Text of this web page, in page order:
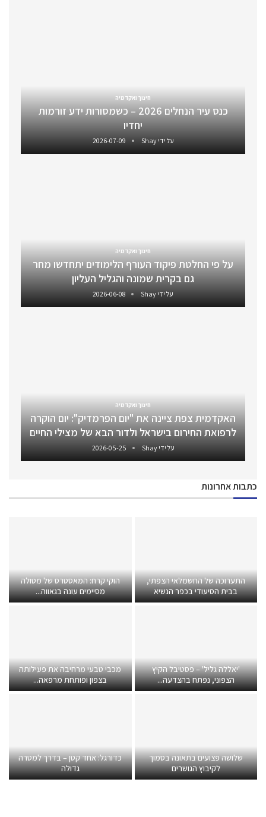
חינוך ואקדמיה
כנס עיר הנחלים 2026 – כשמסורות ידע זורמות
יחדיו
על ידיShay
2026-07-09
חינוך ואקדמיה
על פי החלטת פיקוד העורף הלימודים יתחדשו מחר
גם בקרית שמונה והגליל העליון
על ידי Shay
2026-06-08
חינוך ואקדמיה
האקדמית צפת ציינה את "יום הפרמדיק": יום הוקרה
לרפואת החירום בישראל ולדור הבא של מצילי החיים
על ידיShay
2026-05-25
כתבות אחרונות
התערוכה של החשמלאי הצפתי,
בבית הסיעודי בכפר הנשיא
הוקי קרח: המאסטרס של מטולה
מסיימים עונה בגאווה...
'יאללה גליל' – פסטיבל הקיץ
הצפוני, נפתח בהצדעה...
מכבי טבעי מרחיבה את פעילותה
בצפון ופותחת מרפאה...
שלושה פצועים בתאונה בסמוך
לקיבוץ הגושרים
כדורגל: אחד קטן – בדרך למטרה
גדולה